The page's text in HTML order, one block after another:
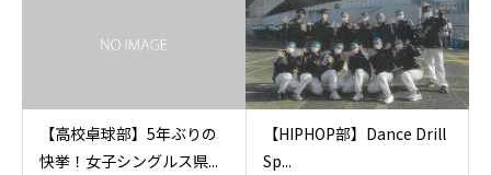
【高校卓球部】5年ぶりの
快挙！女子シングルス県...
【HIPHOP部】Dance Drill
Sp...